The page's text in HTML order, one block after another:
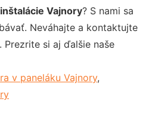
Vajnory? S nami sa
Neváhajte a kontaktujte
si aj ďalšie naše
v paneláku Vajnory,